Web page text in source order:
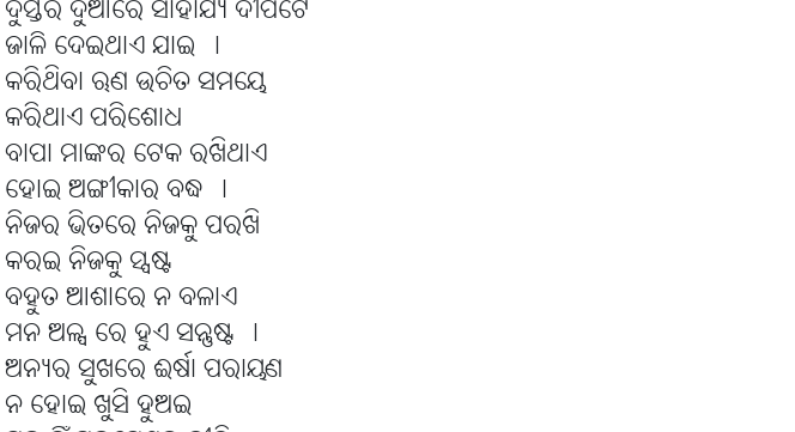
ଦୁସ୍ତର ଦୁଆରେ ସାହାଯ୍ୟ ଦୀପଟେ
ଜାଳି ଦେଇଥାଏ ଯାଇ ।
କରିଥିବା ଋଣ ଉଚିତ ସମୟେ
କରିଥାଏ ପରିଶୋଧ
ବାପା ମାଙ୍କର ଟେକ ରଖିଥାଏ
ହୋଇ ଅଙ୍ଗୀକାର ବଦ୍ଧ ।
ନିଜର ଭିତରେ ନିଜକୁ ପରଖି
କରଇ ନିଜକୁ ସ୍ପଷ୍ଟ
ବହୁତ ଆଶାରେ ନ ବଳାଏ
ମନ ଅଳ୍ପ ରେ ହୁଏ ସନ୍ତୁଷ୍ଟ ।
ଅନ୍ୟର ସୁଖରେ ଈର୍ଷା ପରାୟଣ
ନ ହୋଇ ଖୁସି ହୁଅଇ